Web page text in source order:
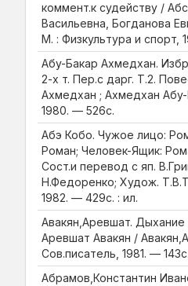
коммент.к судейству /
Васильевна, Богданова
М. : Физкультура и спорт,
Абу-Бакар Ахмедхан.
2-х т. Пер.с дарг. Т.2.
Ахмедхан ; Ахмедхан
1980. — 526с.
Абэ Кобо. Чужое лицо:
Роман; Человек-Ящик:
Сост.и перевод с яп.
Н.Федоренко; Худож.
1982. — 429с. : ил.
Авакян,Аревшат.
Аревшат Авакян /
Сов.писатель, 1981. —
Абрамов,Константин